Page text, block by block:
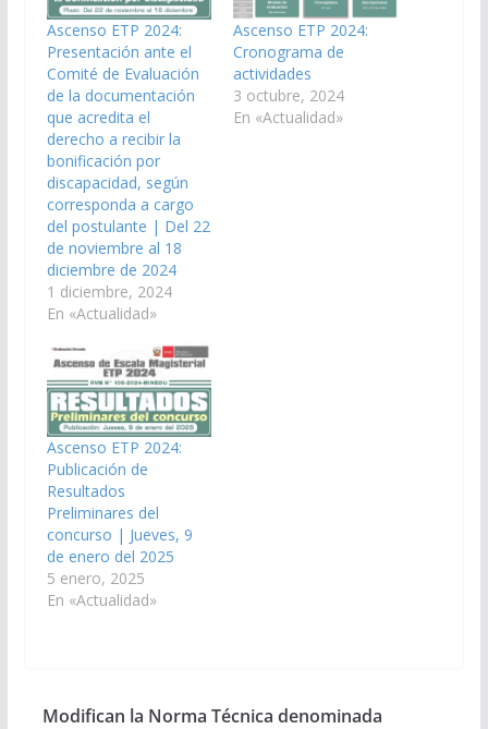
Ascenso ETP 2024:
Presentación ante el
Comité de Evaluación
de la documentación
que acredita el
derecho a recibir la
bonificación por
discapacidad, según
corresponda a cargo
del postulante | Del 22
de noviembre al 18
diciembre de 2024
1 diciembre, 2024
En «Actualidad»
Ascenso ETP 2024:
Cronograma de
actividades
3 octubre, 2024
En «Actualidad»
Ascenso ETP 2024:
Publicación de
Resultados
Preliminares del
concurso | Jueves, 9
de enero del 2025
5 enero, 2025
En «Actualidad»
Modifican la Norma Técnica denominada